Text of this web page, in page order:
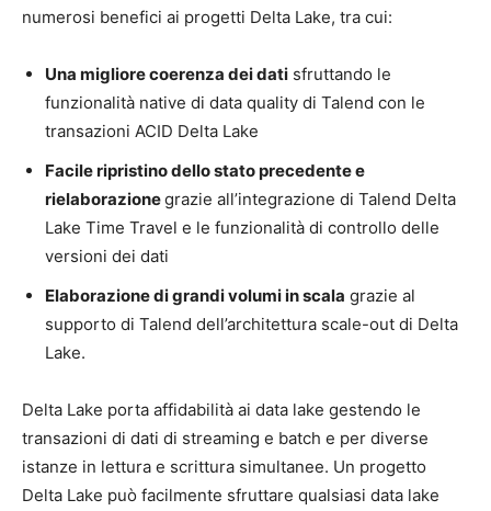
numerosi benefici ai progetti Delta Lake, tra cui:
Una migliore coerenza dei dati sfruttando le
funzionalità native di data quality di Talend con le
transazioni ACID Delta Lake
Facile ripristino dello stato precedente e
rielaborazionegrazie all’integrazione di Talend Delta
Lake Time Travel e le funzionalità di controllo delle
versioni dei dati
Elaborazione di grandi volumi in scala grazie al
supporto di Talend dell’architettura scale-out di Delta
Lake.
Delta Lake porta affidabilità ai data lake gestendo le
transazioni di dati di streaming e batch e per diverse
istanze in lettura e scrittura simultanee. Un progetto
Delta Lake può facilmente sfruttare qualsiasi data lake